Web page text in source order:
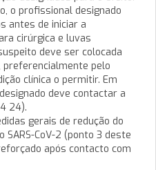
o profissional designado
antes de iniciar a
cirúrgica e luvas
deve ser colocada
preferencialmente pelo
clínica o permitir. Em
deve contactar a
24).
gerais de redução do
CoV-2 (ponto 3 deste
após contacto com